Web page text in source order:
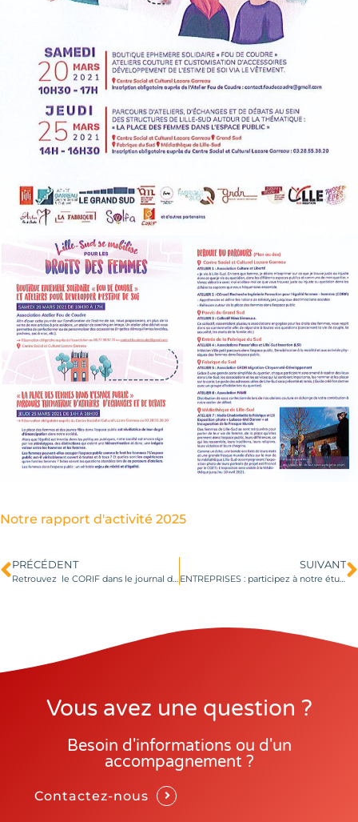
Notre rapport d'activité 2025
PRÉCÉDENT SUIVANT
ENTREPRISES : participez à notre étude sur les freins à la mixité f-h
Vous avez une question ?
Besoin d'informations ou d'un
accompagnement ?
Contactez-nous